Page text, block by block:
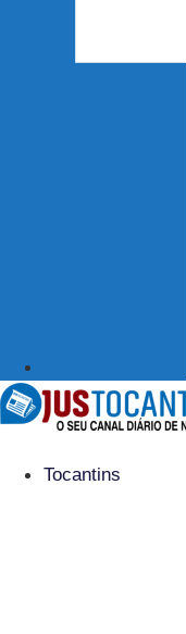
Tocantins